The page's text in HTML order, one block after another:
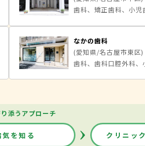
歯科、矯正歯科、小
なかの歯科
(愛知県/名古屋市東区)
歯科、歯科口腔外科、
添うアプローチ
気を知る クリニッ